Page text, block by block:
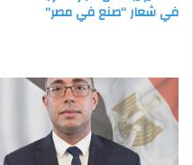
في شعار “صنع في مصر”